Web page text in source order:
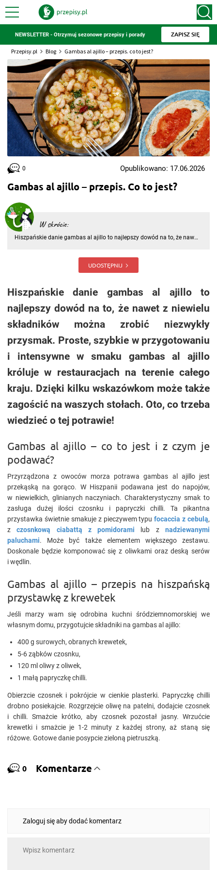
NEWSLETTER - Otrzymuj sezonowe przepisy i porady ZAPISZ SIĘ
Przepisy.pl Blog Gambas al ajillo – przepis. co to jest?
Gambas al ajillo – przepis. Co to jest?
W skrócie:
Hiszpańskie danie gambas al ajillo to najlepszy dowód na to, że nawet
UDOSTĘPNIJ
0 Opublikowano: 17.06.2026
Hiszpańskie danie gambas al ajillo to
najlepszy dowód na to, że nawet z niewielu
składników można zrobić niezwykły
przysmak. Proste, szybkie w przygotowaniu
i intensywne w smaku gambas al ajillo
króluje w restauracjach na terenie całego
kraju. Dzięki kilku wskazówkom może także
zagościć na waszych stołach. Oto, co trzeba
wiedzieć o tej potrawie!
Gambas al ajillo – co to jest i z czym je
podawać?
Przyrządzona z owoców morza potrawa gambas al ajillo jest
przekąską na gorąco. W Hiszpanii podawana jest do napojów,
w niewielkich, glinianych naczyniach. Charakterystyczny smak to
zasługa dużej ilości czosnku i papryczki chilli. Ta pikantna
przystawka świetnie smakuje z pieczywem typufocaccia z cebulą,
zczosnkową ciabattą z pomidorami lub znadziewanymi
paluchami. Może być także elementem większego zestawu.
Doskonale będzie komponować się z oliwkami oraz deską serów
i wędlin.
Gambas al ajillo – przepis na hiszpańską
przystawkę z krewetek
Jeśli marzy wam się odrobina kuchni śródziemnomorskiej we
własnym domu, przygotujcie składniki na gambas al ajillo:
400 g surowych, obranych krewetek,
5-6 ząbków czosnku,
120 ml oliwy z oliwek,
1 małą papryczkę chilli.
Obierzcie czosnek i pokrójcie w cienkie plasterki. Papryczkę chilli
drobno posiekajcie. Rozgrzejcie oliwę na patelni, dodajcie czosnek
i chilli. Smażcie krótko, aby czosnek pozostał jasny. Wrzućcie
krewetki i smażcie je 1-2 minuty z każdej strony, aż staną się
różowe. Gotowe danie posypcie zieloną pietruszką.
0 Komentarze
Zaloguj się aby dodać komentarz